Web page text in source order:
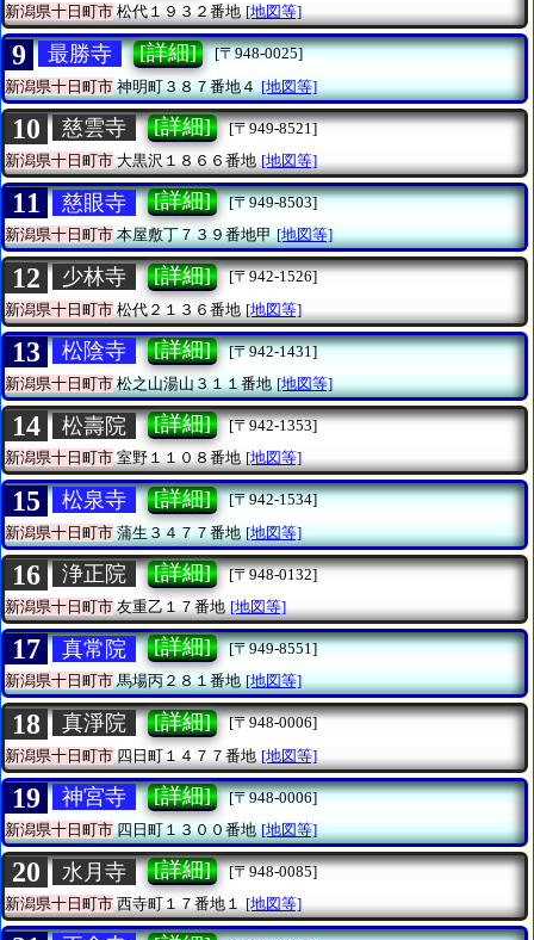
新潟県十日町市松代１９３２番地 [地図等]
9 最勝寺 [詳細]
[〒948-0025]
新潟県十日町市神明町３８７番地４ [地図等]
10 慈雲寺 [詳細]
[〒949-8521]
新潟県十日町市 大黒沢１８６６番地 [地図等]
11 慈眼寺 [詳細]
[〒949-8503]
新潟県十日町市本屋敷丁７３９番地甲 [地図等]
12 少林寺 [詳細]
[〒942-1526]
新潟県十日町市 松代２１３６番地 [地図等]
13 松陰寺 [詳細]
[〒942-1431]
新潟県十日町市松之山湯山３１１番地 [地図等]
14 松壽院 [詳細]
[〒942-1353]
新潟県十日町市室野１１０８番地 [地図等]
15 松泉寺 [詳細]
[〒942-1534]
新潟県十日町市蒲生３４７７番地 [地図等]
16 浄正院 [詳細]
[〒948-0132]
新潟県十日町市 友重乙１７番地 [地図等]
17 真常院 [詳細]
[〒949-8551]
新潟県十日町市馬場丙２８１番地 [地図等]
18 真淨院 [詳細]
[〒948-0006]
新潟県十日町市 四日町１４７７番地 [地図等]
19 神宮寺 [詳細]
[〒948-0006]
新潟県十日町市四日町１３００番地 [地図等]
20 水月寺 [詳細]
[〒948-0085]
新潟県十日町市西寺町１７番地１ [地図等]